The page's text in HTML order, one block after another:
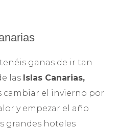
ganas de ir tan
las Islas Canarias,
el invierno por
y empezar el año
grandes hoteles